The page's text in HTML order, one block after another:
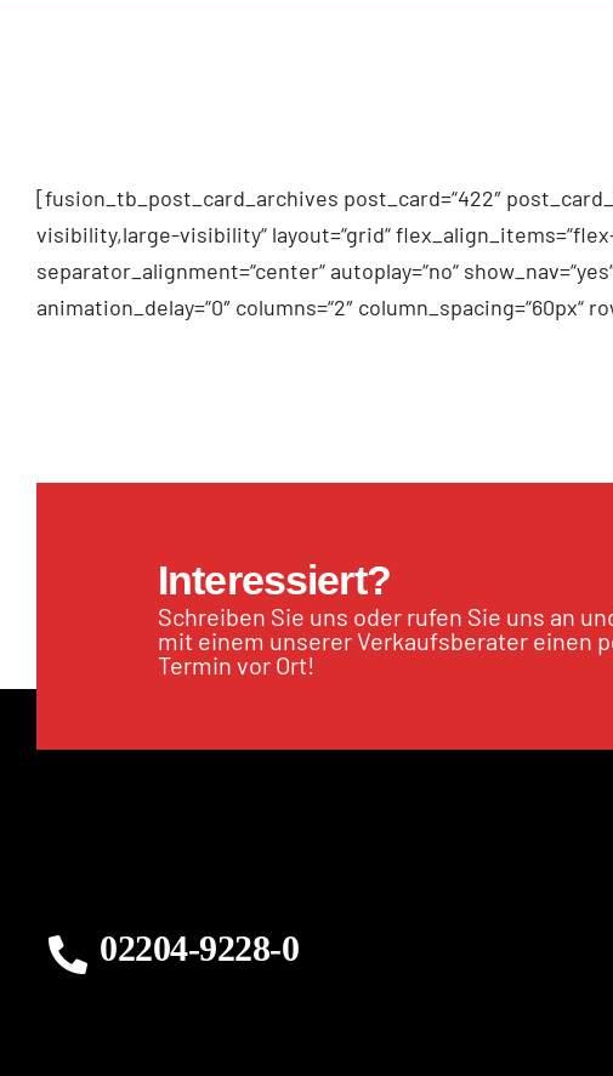
[fusion_tb_post_card_archives post_card=“422″
visibility,large-visibility“ layout=“grid“
separator_alignment=“center“ autoplay=“no“
animation_delay=“0″ columns=“2″
Interessiert?
Schreiben Sie uns oder rufen Sie uns an
mit einem unserer Verkaufsberater einen
Termin vor Ort!
02204-9228-0